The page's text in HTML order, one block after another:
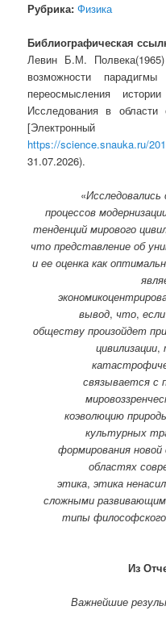
Рубрика: Физика
Библиографическая
Левин Б.М.
возможности
переосмысления
Исследования в
https://science.snauka.ru/
31.07.2026).
«
процессов
тенденций мирового
что представление об
и ее оценка как
вывод, что,
обществу произойдет
цивилизации,
связывается с
коэволюцию
культурных
формирования
областях
этика, этика
сложными
типы философского
Из
Важнейшие